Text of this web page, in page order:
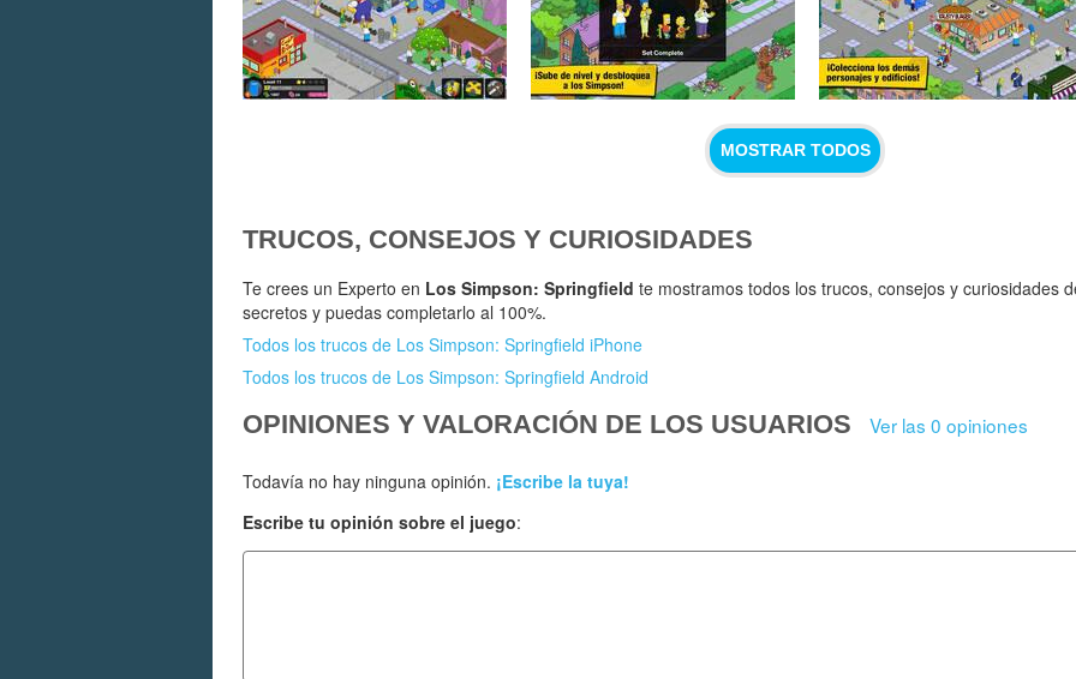
MOSTRAR TODOS
TRUCOS, CONSEJOS Y CURIOSIDADES
Te crees un Experto en Los Simpson: Springfield te mostramos todos los trucos, consejos y curiosidades
secretos y puedas completarlo al 100%.
Todos los trucos de Los Simpson: Springfield iPhone
Todos los trucos de Los Simpson: Springfield Android
OPINIONES Y VALORACIÓN DE LOS USUARIOS Ver las 0 opiniones
Todavía no hay ninguna opinión. ¡Escribe la tuya!
Escribe tu opinión sobre el juego: